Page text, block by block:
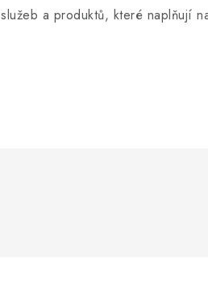
a produktů, které naplňují